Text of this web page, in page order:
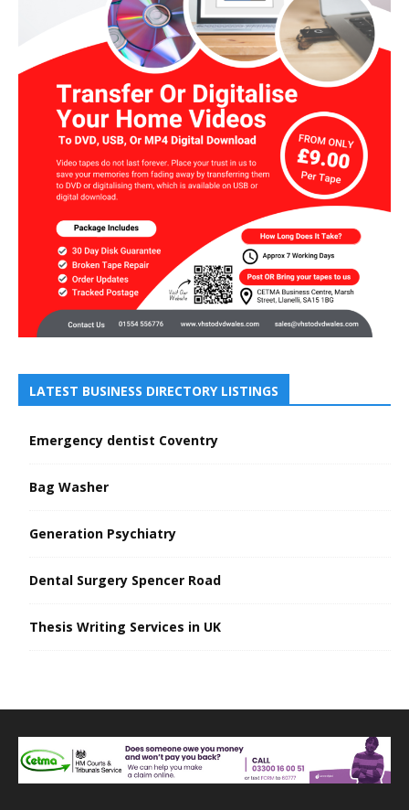
LATEST BUSINESS DIRECTORY LISTINGS
Emergency dentist Coventry
Bag Washer
Generation Psychiatry
Dental Surgery Spencer Road
Thesis Writing Services in UK